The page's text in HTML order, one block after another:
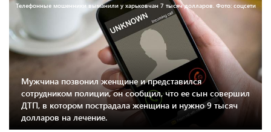
Телефонные мошенники выманили у харьковчан 7 тысяч долларов. Фото: соцсети
Мужчина позвонил женщине и представился
сотрудником полиции, он сообщил, что ее сын совершил
ДТП, в котором пострадала женщина и нужно 9 тысяч
долларов на лечение.